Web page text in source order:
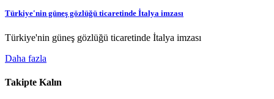
Türkiye'nin güneş gözlüğü ticaretinde İtalya imzası
Türkiye'nin güneş gözlüğü ticaretinde İtalya imzası
Daha fazla
Takipte Kalın